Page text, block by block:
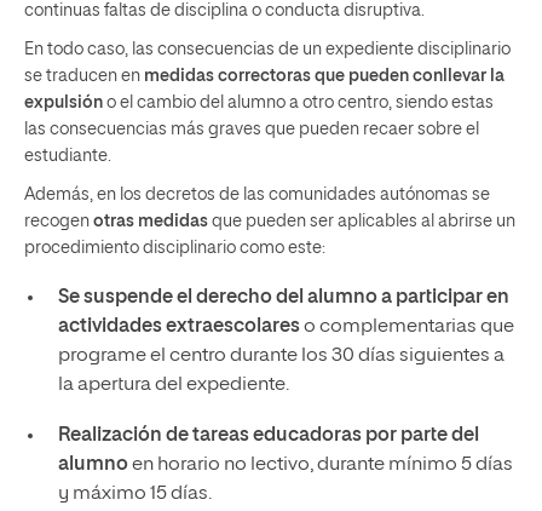
continuas faltas de disciplina o conducta disruptiva.
En todo caso, las consecuencias de un expediente disciplinario
se traducen en medidas correctoras que pueden conllevar la
expulsión o el cambio del alumno a otro centro, siendo estas
las consecuencias más graves que pueden recaer sobre el
estudiante.
Además, en los decretos de las comunidades autónomas se
recogen otras medidas que pueden ser aplicables al abrirse un
procedimiento disciplinario como este:
Se suspende el derecho del alumno a participar en
actividades extraescolareso complementarias que
programe el centro durante los 30 días siguientes a
la apertura del expediente.
Realización de tareas educadoras por parte del
alumnoen horario no lectivo, durante mínimo 5 días
y máximo 15 días.